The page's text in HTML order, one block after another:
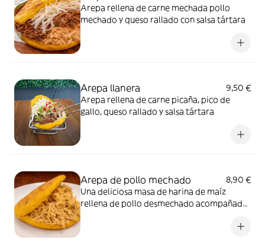
Arepa rellena de carne mechada pollo
mechado y queso rallado con salsa tártara
Arepa llanera
9,50 €
Arepa rellena de carne picaña, pico de
gallo, queso rallado y salsa tártara
Arepa de pollo mechado
8,90 €
Una deliciosa masa de harina de maíz
rellena de pollo desmechado acompañado